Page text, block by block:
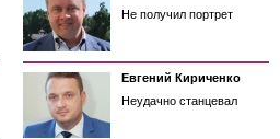
Не получил портрет
Евгений Кириченко
Неудачно станцевал